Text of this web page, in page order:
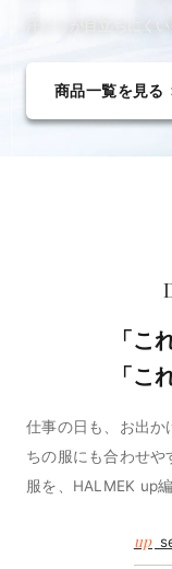
汗ジミが目立ちにく
商品一覧を見る
「こ
「こ
仕事の日も、お出か
ちの服にも合わせや
服を、HALMEK up
up